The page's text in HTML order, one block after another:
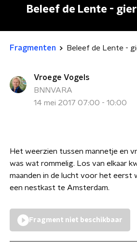
Beleef de Lente -
Fragmenten Beleef de Lente -
Vroege Vogels
BNNVARA
14 mei 2017 07:00 - 10:00
Het weerzien tussen mannetje en
was wat rommelig. Los van elkaar
maanden in de lucht voor het eerst
een nestkast te Amsterdam.
Fragment niet beschikbaar